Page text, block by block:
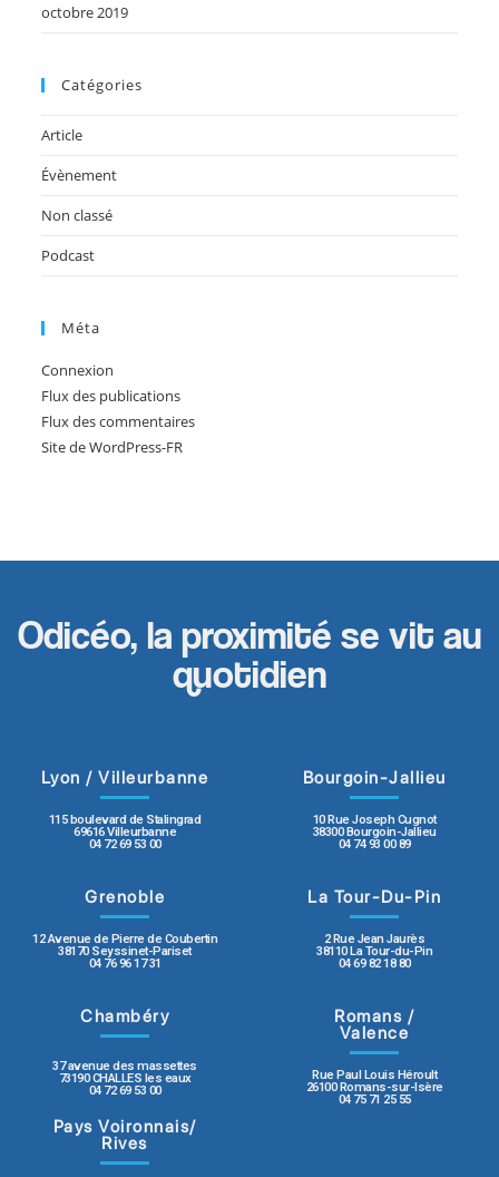
octobre 2019
Catégories
Article
Évènement
Non classé
Podcast
Méta
Connexion
Flux des publications
Flux des commentaires
Site de WordPress-FR
Odicéo, la proximité se vit au
quotidien
Lyon / Villeurbanne
115 boulevard de Stalingrad
69616 Villeurbanne
04 72 69 53 00
Bourgoin-Jallieu
10 Rue Joseph Cugnot
38300 Bourgoin-Jallieu
04 74 93 00 89
Grenoble
12 Avenue de Pierre de Coubertin
38170 Seyssinet-Pariset
04 76 96 17 31
La Tour-Du-Pin
2 Rue Jean Jaurès
38110 La Tour-du-Pin
04 69 82 18 80
Chambéry
37 avenue des massettes
73190 CHALLES les eaux
04 72 69 53 00
Romans /
Valence
Rue Paul Louis Héroult
26100 Romans-sur-Isère
04 75 71 25 55
Pays Voironnais/
Rives